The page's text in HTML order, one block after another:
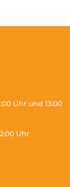
Uhr und 13:00
Uhr